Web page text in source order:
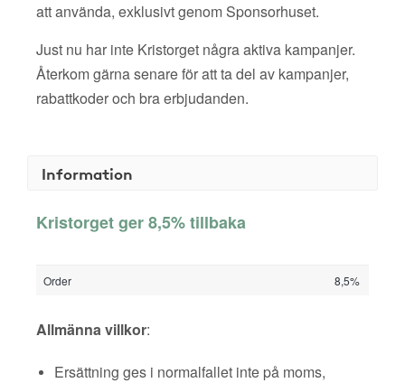
att använda, exklusivt genom Sponsorhuset.
Just nu har inte Kristorget några aktiva kampanjer.
Återkom gärna senare för att ta del av kampanjer,
rabattkoder och bra erbjudanden.
Information
Kristorget ger 8,5% tillbaka
Order 8,5%
Allmänna villkor:
Ersättning ges i normalfallet inte på moms,